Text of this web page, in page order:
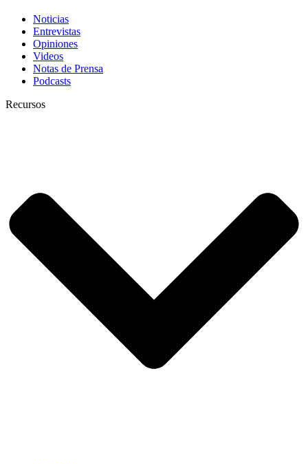
Noticias
Entrevistas
Opiniones
Videos
Notas de Prensa
Podcasts
Recursos